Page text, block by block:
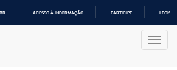
ACESSO À INFORMAÇÃO PARTICIPE